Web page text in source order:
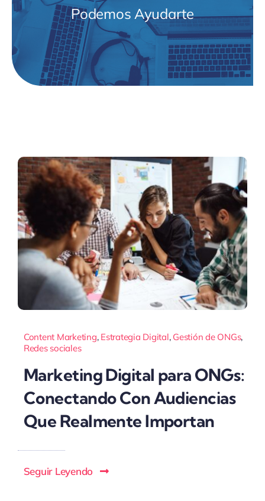
Podemos Ayudarte
Content Marketing, Estrategia Digital, Gestión de ONGs,
Redes sociales
Marketing Digital para ONGs:
Conectando Con Audiencias
Que Realmente Importan
Seguir Leyendo